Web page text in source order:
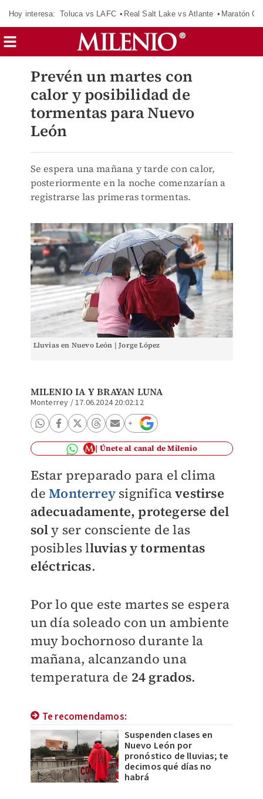
Hoy interesa: Toluca vs LAFC Real Salt Lake vs Atlante Maratón
Prevén un martes con
calor y posibilidad de
tormentas para Nuevo
León
Se espera una mañana y tarde con calor,
posteriormente en la noche comenzarían a
registrarse las primeras tormentas.
Lluvias en Nuevo León | Jorge López
MILENIO IA YBRAYAN LUNA
Monterrey /17.06.2024 20:02:12
Únete al canal de Milenio
Estar preparado para el clima
deMonterreysignificavestirse
adecuadamente, protegerse del
soly ser consciente de las
posibles lluvias y tormentas
eléctricas.
Por lo que este martes se espera
un día soleado con un ambiente
muy bochornoso durante la
mañana, alcanzando una
temperatura de 24 grados.
Te recomendamos:
Suspenden clases en
Nuevo León por
pronóstico de lluvias; te
decimos qué días no
habrá